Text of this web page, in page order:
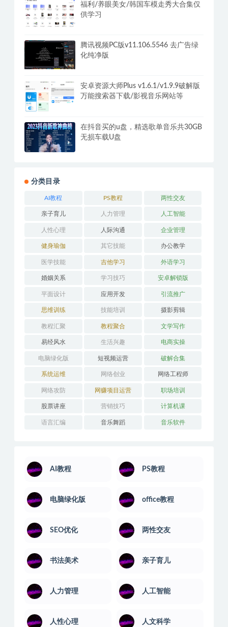
福利/养眼美女/韩国车模走秀大合集仅
供学习
腾讯视频PC版v11.106.5546 去广告绿
化纯净版
安卓资源大师Plus v1.6.1/v1.9.9破解版
万能搜索器下载/影视音乐网站等
在抖音买的u盘，精选歌单音乐共30GB
无损车载U盘
分类目录
AI教程 PS教程 两性交友
亲子育儿 人力管理 人工智能
人性心理 人际沟通 企业管理
健身瑜伽 其它技能 办公教学
医学技能 吉他学习 外语学习
婚姻关系 学习技巧 安卓解锁版
平面设计 应用开发 引流推广
思维训练 技能培训 摄影剪辑
教程汇聚 教程聚合 文学写作
易经风水 生活兴趣 电商实操
电脑绿化版 短视频运营 破解合集
系统运维 网络创业 网络工程师
网络攻防 网赚项目运营 职场培训
股票讲座 营销技巧 计算机课
语言汇编 音乐舞蹈 音乐软件
AI教程 PS教程
电脑绿化版 office教程
SEO优化 两性交友
书法美术 亲子育儿
人力管理 人工智能
人性心理 人文科学